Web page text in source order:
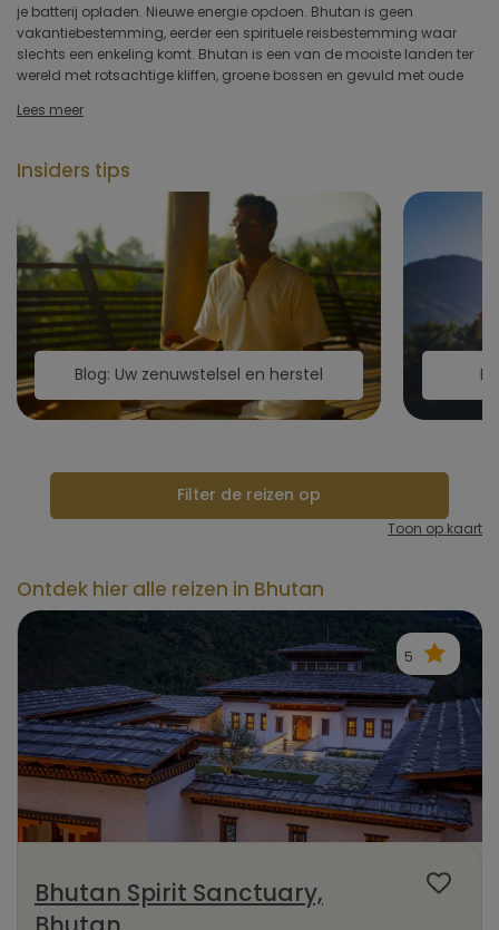
je batterij opladen. Nieuwe energie opdoen. Bhutan is geen
vakantiebestemming, eerder een spirituele reisbestemming waar
slechts een enkeling komt. Bhutan is een van de mooiste landen ter
wereld met rotsachtige kliffen, groene bossen en gevuld met oude
geluk, mystiek, rituelen en tradities. De bevolking leeft traditioneel
volgens eeuwenoude gebruiken. De regering en bevolking
beschermen de natuur en tradities en laten slechts mondjesmaat
toeristen toe. Geworteld in het verleden, maar met een open blik Ieidt
Lees meer
Insiders tips
Blog: Uw zenuwstelsel en herstel
Filter de reizen op
Type hotel
Hotelfaciliteiten
Restaurant & keuken
Wellness & spa
Toepassen
Toon op kaart
Ontdek hier alle reizen in Bhutan
5
Bhutan Spirit Sanctuary,